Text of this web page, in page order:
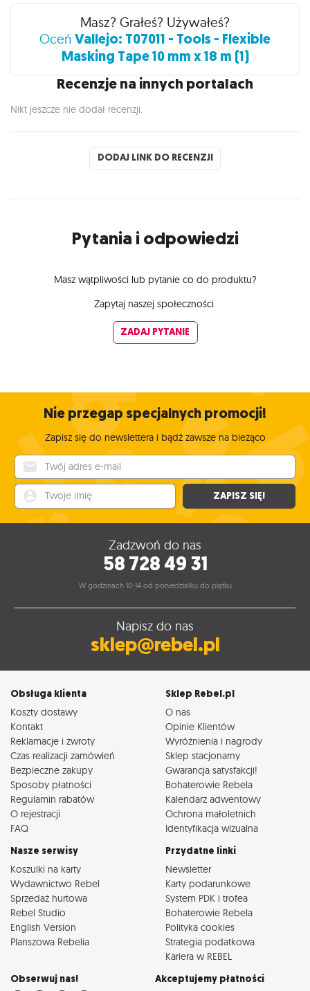
Recenzje
Masz? Grałeś? Używałeś?
Oceń Vallejo: T07011 - Tools - Flexible
Masking Tape 10 mm x 18 m (1)
Recenzje na innych portalach
Nikt jeszcze nie dodał recenzji.
DODAJ LINK DO RECENZJI
Pytania i odpowiedzi
Masz wątpliwości lub pytanie co do produktu?
Zapytaj naszej społeczności.
ZADAJ PYTANIE
Nie przegap specjalnych promocji!
Zapisz się do newslettera i bądź zawsze na bieżąco
ZAPISZ SIĘ!
Zadzwoń do nas
58 728 49 31
W godzinach 10-14 od poniedziałku do piątku
Napisz do nas
sklep@rebel.pl
Obsługa klienta
Koszty dostawy
Kontakt
Reklamacje i zwroty
Czas realizacji zamówień
Bezpieczne zakupy
Sposoby płatności
Regulamin rabatów
O rejestracji
FAQ
Sklep Rebel.pl
O nas
Opinie Klientów
Wyróżnienia i nagrody
Sklep stacjonarny
Gwarancja satysfakcji!
Bohaterowie Rebela
Kalendarz adwentowy
Ochrona małoletnich
Identyfikacja wizualna
Nasze serwisy
Koszulki na karty
Wydawnictwo Rebel
Sprzedaż hurtowa
Rebel Studio
English Version
Planszowa Rebelia
Przydatne linki
Newsletter
Karty podarunkowe
System PDK i trofea
Bohaterowie Rebela
Polityka cookies
Strategia podatkowa
Kariera w REBEL
Obserwuj nas! Akceptujemy płatności